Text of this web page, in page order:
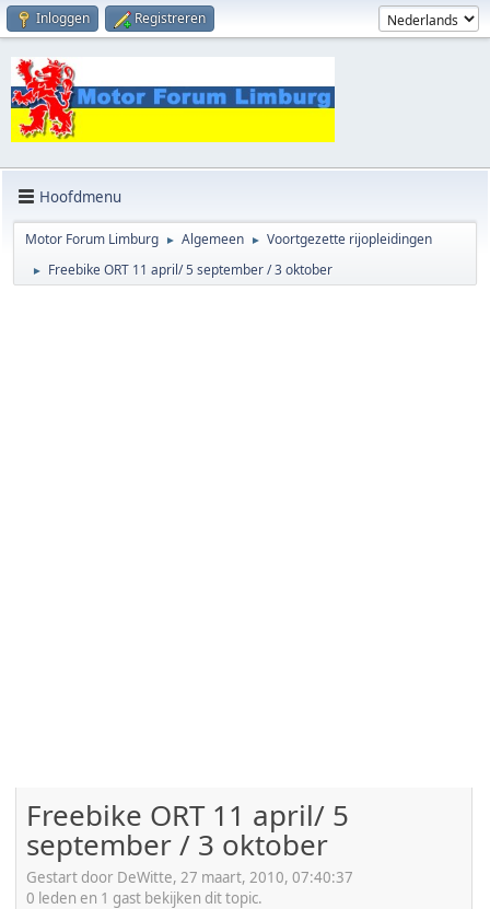
Inloggen Registreren
Hoofdmenu
Motor Forum Limburg ► Algemeen ► Voortgezette rijopleidingen
► Freebike ORT 11 april/ 5 september / 3 oktober
Freebike ORT 11 april/ 5
september / 3 oktober
Gestart door DeWitte, 27 maart, 2010, 07:40:37
0 leden en 1 gast bekijken dit topic.